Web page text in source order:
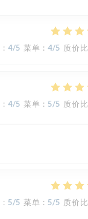
: 4/5 菜单 : 4/5 质价比
: 4/5 菜单 : 5/5 质价比
: 5/5 菜单 : 5/5 质价比